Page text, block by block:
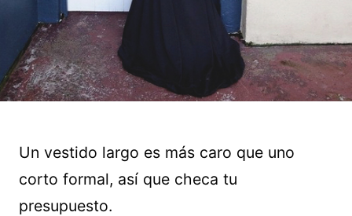
Un vestido largo es más caro que uno
corto formal, así que checa tu
presupuesto.